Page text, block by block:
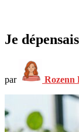
Je
par Rozenn